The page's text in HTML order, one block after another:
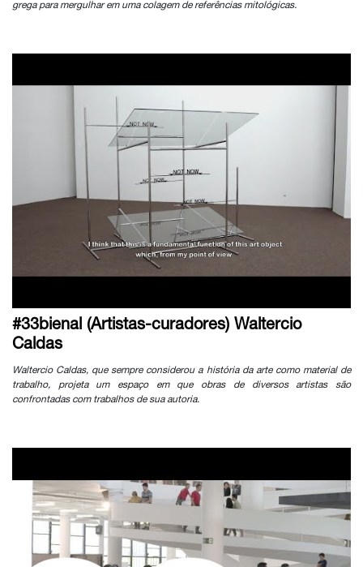
grega para mergulhar em uma colagem de referências mitológicas.
#33bienal (Artistas-curadores) Waltercio
Caldas
Waltercio Caldas, que sempre considerou a história da arte como material de
trabalho, projeta um espaço em que obras de diversos artistas são
confrontadas com trabalhos de sua autoria.